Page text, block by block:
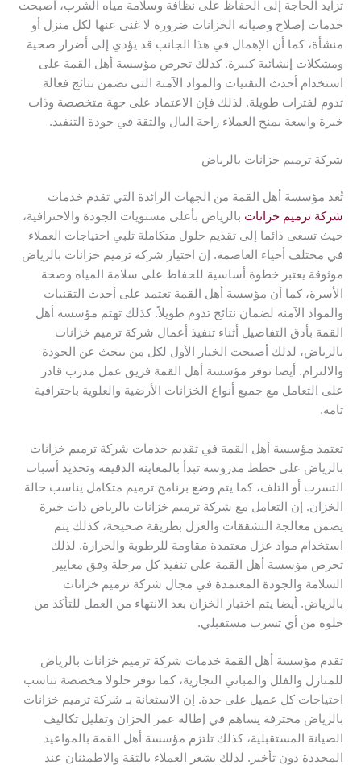
تزايد الحاجة إلى الحفاظ على نظافة وسلامة مياه الشرب، أصبحت
خدمات إصلاح وصيانة الخزانات ضرورة لا غنى عنها لكل منزل أو
منشأة، كما أن الإهمال في هذا الجانب قد يؤدي إلى أضرار صحية
ومشكلات إنشائية كبيرة. كذلك تحرص مؤسسة أهل القمة على
استخدام أحدث التقنيات والمواد الآمنة التي تضمن نتائج فعالة
تدوم لفترات طويلة. لذلك فإن الاعتماد على جهة متخصصة وذات
خبرة واسعة يمنح العملاء راحة البال والثقة في جودة التنفيذ.
شركة ترميم خزانات بالرياض
تُعد مؤسسة أهل القمة من الجهات الرائدة التي تقدم خدمات
شركة ترميم خزانات بالرياض بأعلى مستويات الجودة والاحترافية،
حيث تسعى دائما إلى تقديم حلول متكاملة تلبي احتياجات العملاء
في مختلف أحياء العاصمة. إن اختيار شركة ترميم خزانات بالرياض
موثوقة يعتبر خطوة أساسية للحفاظ على سلامة المياه وصحة
الأسرة، كما أن مؤسسة أهل القمة تعتمد على أحدث التقنيات
والمواد الآمنة لضمان نتائج تدوم طويلاً. كذلك تهتم مؤسسة أهل
القمة بأدق التفاصيل أثناء تنفيذ أعمال شركة ترميم خزانات
بالرياض، لذلك أصبحت الخيار الأول لكل من يبحث عن الجودة
والالتزام. أيضا توفر مؤسسة أهل القمة فريق عمل مدرب قادر
على التعامل مع جميع أنواع الخزانات الأرضية والعلوية باحترافية
تامة.
تعتمد مؤسسة أهل القمة في تقديم خدمات شركة ترميم خزانات
بالرياض على خطط مدروسة تبدأ بالمعاينة الدقيقة وتحديد أسباب
التسرب أو التلف، كما يتم وضع برنامج ترميم متكامل يناسب حالة
الخزان. إن التعامل مع شركة ترميم خزانات بالرياض ذات خبرة
يضمن معالجة التشققات والعزل بطريقة صحيحة، كذلك يتم
استخدام مواد عزل معتمدة مقاومة للرطوبة والحرارة. لذلك
تحرص مؤسسة أهل القمة على تنفيذ كل مرحلة وفق معايير
السلامة والجودة المعتمدة في مجال شركة ترميم خزانات
بالرياض. أيضا يتم اختبار الخزان بعد الانتهاء من العمل للتأكد من
خلوه من أي تسرب مستقبلي.
تقدم مؤسسة أهل القمة خدمات شركة ترميم خزانات بالرياض
للمنازل والفلل والمباني التجارية، كما توفر حلولا مخصصة تناسب
احتياجات كل عميل على حدة. إن الاستعانة بـ شركة ترميم خزانات
بالرياض محترفة يساهم في إطالة عمر الخزان وتقليل تكاليف
الصيانة المستقبلية، كذلك تلتزم مؤسسة أهل القمة بالمواعيد
المحددة دون تأخير. لذلك يشعر العملاء بالثقة والاطمئنان عند